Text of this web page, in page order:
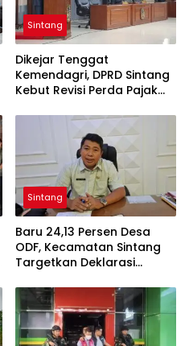
Sintang
Dikejar Tenggat
Kemendagri, DPRD Sintang
Kebut Revisi Perda Pajak
Sintang
Baru 24,13 Persen Desa
ODF, Kecamatan Sintang
Targetkan Deklarasi
Kesehatan Nasional